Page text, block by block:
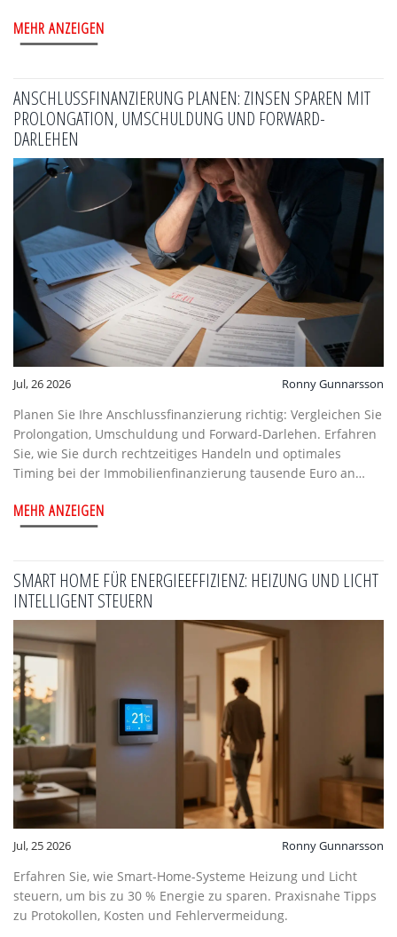
MEHR ANZEIGEN
ANSCHLUSSFINANZIERUNG PLANEN: ZINSEN SPAREN MIT
PROLONGATION, UMSCHULDUNG UND FORWARD-
DARLEHEN
Jul, 26 2026 Ronny Gunnarsson
Planen Sie Ihre Anschlussfinanzierung richtig: Vergleichen Sie
Prolongation, Umschuldung und Forward-Darlehen. Erfahren
Sie, wie Sie durch rechtzeitiges Handeln und optimales
Timing bei der Immobilienfinanzierung tausende Euro an
MEHR ANZEIGEN
SMART HOME FÜR ENERGIEEFFIZIENZ: HEIZUNG UND LICHT
INTELLIGENT STEUERN
Jul, 25 2026 Ronny Gunnarsson
Erfahren Sie, wie Smart-Home-Systeme Heizung und Licht
steuern, um bis zu 30 % Energie zu sparen. Praxisnahe Tipps
zu Protokollen, Kosten und Fehlervermeidung.